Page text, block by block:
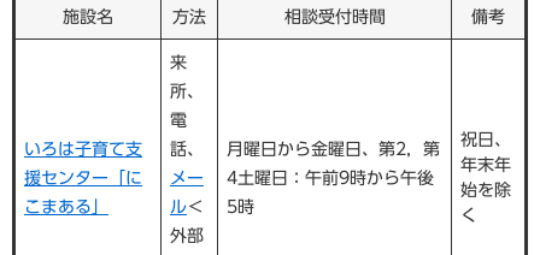
施設名 方法 相談受付時間 備考
いろは子育て支
援センター「に
こまある」
来
所、
電
話、
メー
ル＜
外部
月曜日から金曜日、第2，第
4土曜日：午前9時から午後
5時
祝日、
年末年
始を除
く